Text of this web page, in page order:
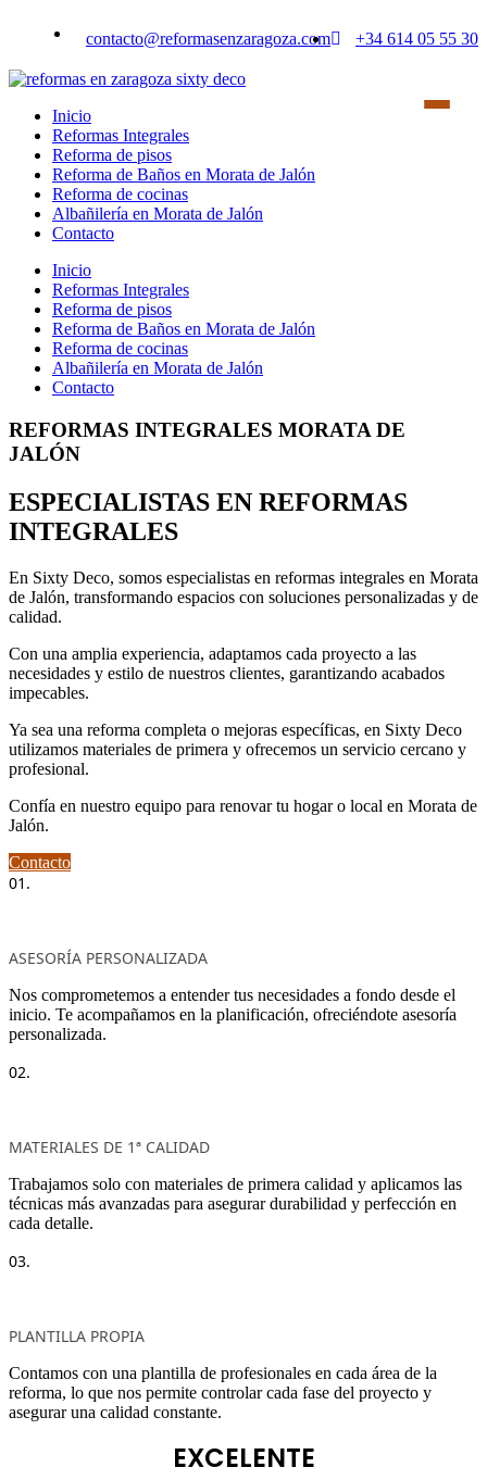
contacto@reformasenzaragoza.com +34 614 05 55 30
Inicio
Reformas Integrales
Reforma de pisos
Reforma de Baños en Morata de Jalón
Reforma de cocinas
Albañilería en Morata de Jalón
Contacto
Inicio
Reformas Integrales
Reforma de pisos
Reforma de Baños en Morata de Jalón
Reforma de cocinas
Albañilería en Morata de Jalón
Contacto
REFORMAS INTEGRALES MORATA DE
JALÓN
ESPECIALISTAS EN REFORMAS
INTEGRALES
En Sixty Deco, somos especialistas en reformas integrales en Morata
de Jalón, transformando espacios con soluciones personalizadas y de
calidad.
Con una amplia experiencia, adaptamos cada proyecto a las
necesidades y estilo de nuestros clientes, garantizando acabados
impecables.
Ya sea una reforma completa o mejoras específicas, en Sixty Deco
utilizamos materiales de primera y ofrecemos un servicio cercano y
profesional.
Confía en nuestro equipo para renovar tu hogar o local en Morata de
Jalón.
Contacto
01.
ASESORÍA PERSONALIZADA
Nos comprometemos a entender tus necesidades a fondo desde el
inicio. Te acompañamos en la planificación, ofreciéndote asesoría
personalizada.
02.
MATERIALES DE 1ª CALIDAD
Trabajamos solo con materiales de primera calidad y aplicamos las
técnicas más avanzadas para asegurar durabilidad y perfección en
cada detalle.
03.
PLANTILLA PROPIA
Contamos con una plantilla de profesionales en cada área de la
reforma, lo que nos permite controlar cada fase del proyecto y
asegurar una calidad constante.
EXCELENTE